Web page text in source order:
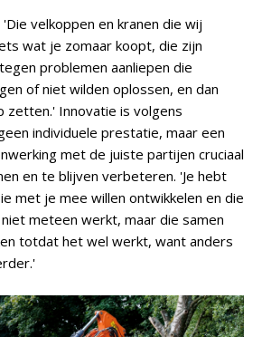
velkoppen en kranen die wij
wat je zomaar koopt, die zijn
problemen aanliepen die
of niet wilden oplossen, en dan
zetten.' Innovatie is volgens
individuele prestatie, maar een
met de juiste partijen cruciaal
en te blijven verbeteren. 'Je hebt
met je mee willen ontwikkelen en die
meteen werkt, maar die samen
totdat het wel werkt, want anders